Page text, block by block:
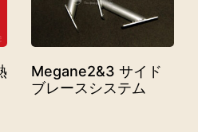
Megane2&3 サイド
ブレースシステム